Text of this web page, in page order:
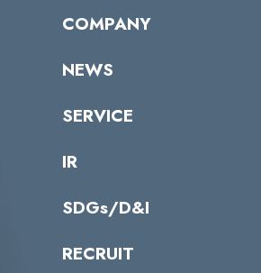
受講者の声
COMPANY
トップメッセージ
ミッション／ビジョン
パートナー企業一覧
NEWS
サイバーニュース
SERVICE
カテゴリー別サービス一覧
IR
IRカレンダー
IRライブラリー
SDGs/D&I
当グループのマテリアリティ
RECRUIT